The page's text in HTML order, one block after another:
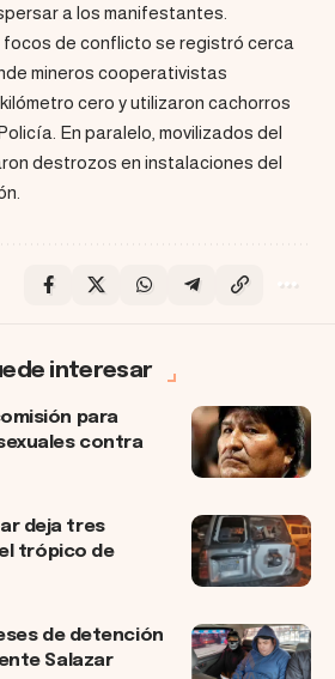
a los manifestantes.
focos de conflicto se registró cerca
mineros cooperativistas
cero y utilizaron cachorros
En paralelo, movilizados del
destrozos en instalaciones del
interesar
para
contra
deja tres
trópico de
de detención
Salazar